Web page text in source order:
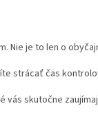
je to len o
strácať čas
skutočne